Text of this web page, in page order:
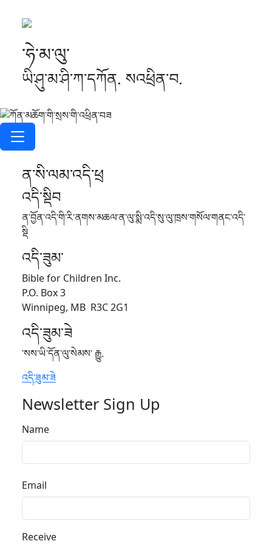
་ཧེ་མ་ལུ་
ཡི་ཤུ་མ་ཤི་ཀ་དཀོན. སའཕྲིན་བ.
ན་སི་ལམ་འདི་ཕྲ
འདི་སྡིབ
ན་བྱོན་འདི་གི་རི་ནགས་མཆལ་ན་ལུ་སྨི་འདི་སུ་ལུ་ཁྲས་གསོལ་གནང་འདི་
སྡི
འདི་ཟུམ་
Bible for Children Inc.
P.O. Box 3
Winnipeg, MB R3C 2G1
འདི་ཟུམ་ཟེ
་སས་ཡི་དོན་ལུ་སེམས་ རྒྱུ.
འདི་ཟུམ་ཟེ
Newsletter Sign Up
Name
Email
Receive